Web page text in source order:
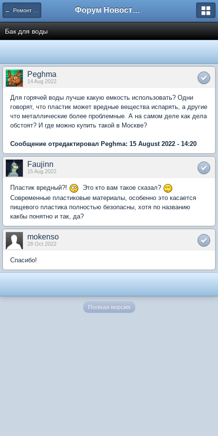
← Ремонт квартир Форум Новостройки
Бак для воды
Peghma
14 Aug 2022
Для горячей воды лучше какую емкость использовать? Одни
говорят, что пластик может вредные вещества испарять, а другие
что металлические более проблемные. А на самом деле как дела
обстоят? И где можно купить такой в Москве?
Сообщение отредактировал Peghma: 15 August 2022 - 14:20
Faujinn
15 Aug 2022
Пластик вредный?!
Это кто вам такое сказал?
Современные пластиковые материалы, особенно это касается
пищевого пластика полностью безопасны, хотя по названию
какбы понятно и так, да?
mokenso
28 Oct 2022
Спасибо!
Полная версия